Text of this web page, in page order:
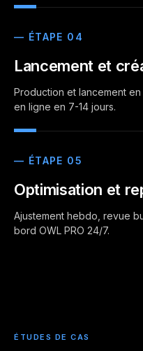
— ÉTAPE 04
Lancement et
Production et lancement
en ligne en 7-14 jours.
— ÉTAPE 05
Optimisation et
Ajustement hebdo, revue
bord OWL PRO 24/7.
ÉTUDES DE CAS